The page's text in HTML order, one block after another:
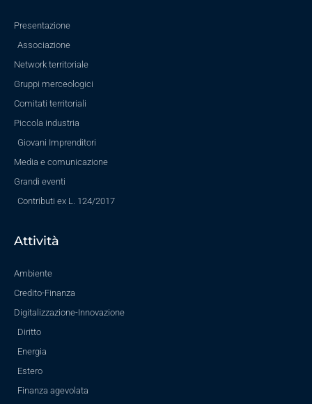
Presentazione
Associazione
Network territoriale
Gruppi merceologici
Comitati territoriali
Piccola industria
Giovani Imprenditori
Media e comunicazione
Grandi eventi
Contributi ex L. 124/2017
Attività
Ambiente
Credito-Finanza
Digitalizzazione-Innovazione
Diritto
Energia
Estero
Finanza agevolata